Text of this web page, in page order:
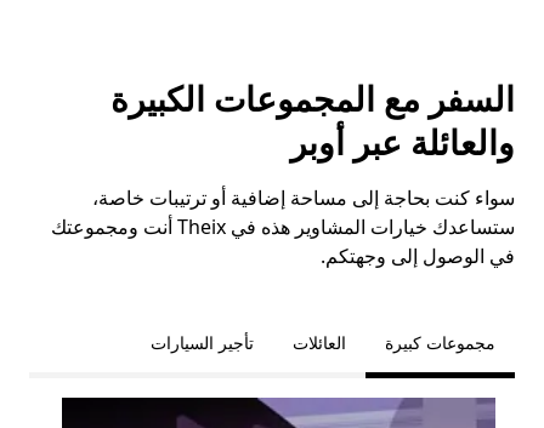
السفر مع المجموعات الكبيرة
والعائلة عبر أوبر
سواء كنت بحاجة إلى مساحة إضافية أو ترتيبات خاصة،
ستساعدك خيارات المشاوير هذه في Theix أنت ومجموعتك
في الوصول إلى وجهتكم.
مجموعات كبيرة العائلات تأجير السيارات